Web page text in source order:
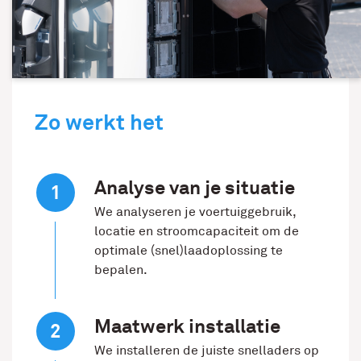
Zo werkt het
Analyse van je situatie
We analyseren je voertuiggebruik,
locatie en stroomcapaciteit om de
optimale (snel)laadoplossing te
bepalen.
Maatwerk installatie
We installeren de juiste snelladers op